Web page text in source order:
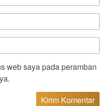
web saya pada peramban